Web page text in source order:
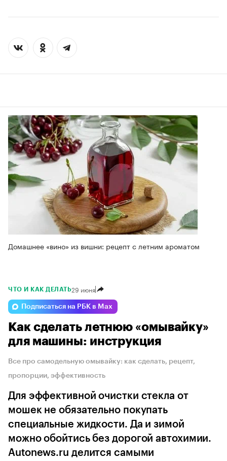
Домашнее «вино» из вишни: рецепт с летним ароматом
ЧТО И КАК ДЕЛАТЬ29 июня
Подписаться на РБК в Max
Как сделать летнюю «омывайку»
для машины: инструкция
Все про самодельную омывайку: как сделать, рецепт,
пропорции, эффективность
Для эффективной очистки стекла от
мошек не обязательно покупать
специальные жидкости. Да и зимой
можно обойтись без дорогой автохимии.
Autonews.ru делится самыми